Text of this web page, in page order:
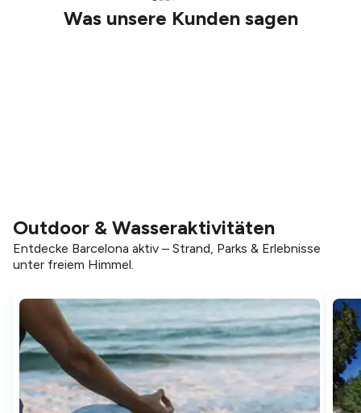
Was unsere Kunden sagen
Outdoor & Wasseraktivitäten
Entdecke Barcelona aktiv – Strand, Parks & Erlebnisse
unter freiem Himmel.